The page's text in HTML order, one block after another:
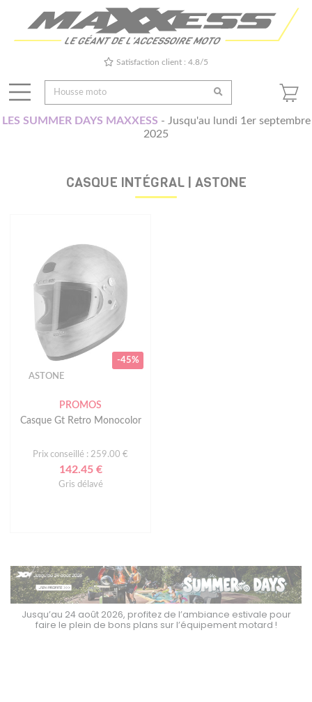
Satisfaction client : 4.8/5
LES SUMMER DAYS MAXXESS - Jusqu'au lundi 1er septembre
2025
CASQUE INTÉGRAL | ASTONE
-45%
ASTONE
PROMOS
Casque Gt Retro Monocolor
Prix conseillé : 259.00 €
142.45 €
Gris délavé
Jusqu’au 24 août 2026, profitez de l’ambiance estivale pour
faire le plein de bons plans sur l’équipement motard !